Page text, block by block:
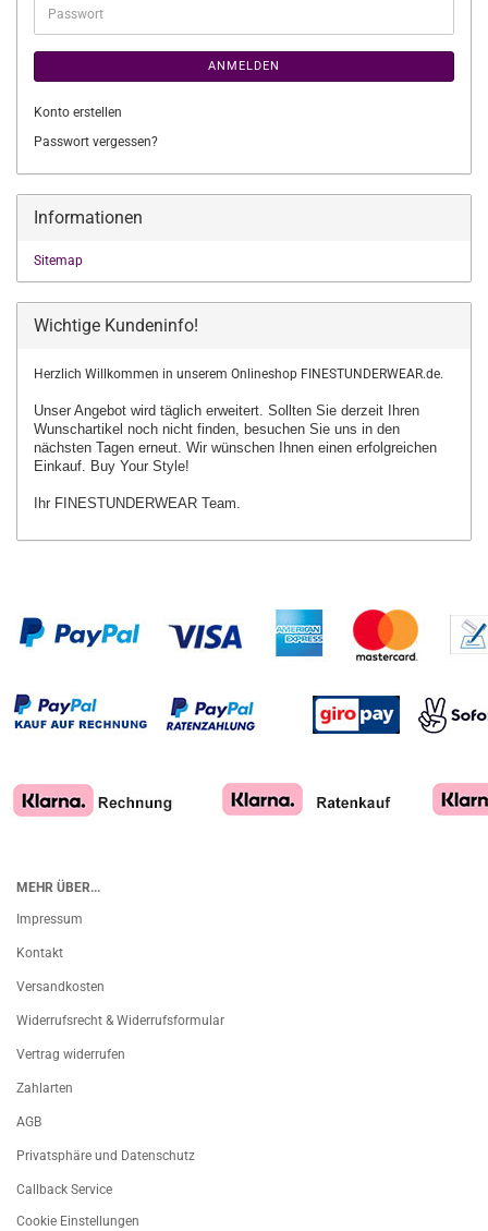
Passwort
ANMELDEN
Konto erstellen
Passwort vergessen?
Informationen
Sitemap
Wichtige Kundeninfo!
Herzlich Willkommen in unserem Onlineshop FINESTUNDERWEAR.de.
Unser Angebot wird täglich erweitert. Sollten Sie derzeit Ihren
Wunschartikel noch nicht finden, besuchen Sie uns in den
nächsten Tagen erneut. Wir wünschen Ihnen einen erfolgreichen
Einkauf. Buy Your Style!
Ihr FINESTUNDERWEAR Team.
MEHR ÜBER...
Impressum
Kontakt
Versandkosten
Widerrufsrecht & Widerrufsformular
Vertrag widerrufen
Zahlarten
AGB
Privatsphäre und Datenschutz
Callback Service
Cookie Einstellungen